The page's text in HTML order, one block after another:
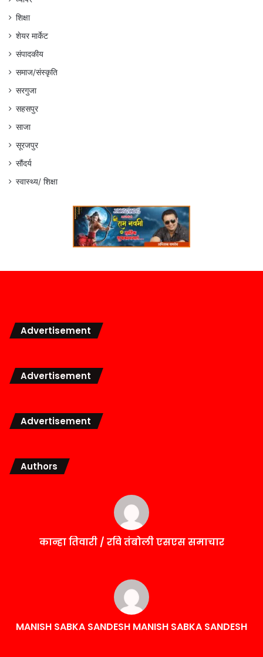
शिक्षा
शेयर मार्केट
संपादकीय
समाज/संस्कृति
सरगुजा
सहसपुर
साजा
सूरजपुर
सौंदर्य
स्वास्थ्य/ शिक्षा
Advertisement
Advertisement
Advertisement
Authors
कान्हा तिवारी / रवि तंबोली एसएस समाचार
MANISH SABKA SANDESH MANISH SABKA SANDESH